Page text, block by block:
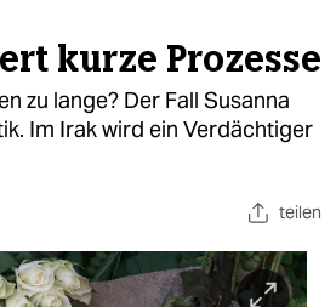
kurze Prozesse
zu lange? Der Fall Susanna
Im Irak wird ein Verdächtiger
teilen